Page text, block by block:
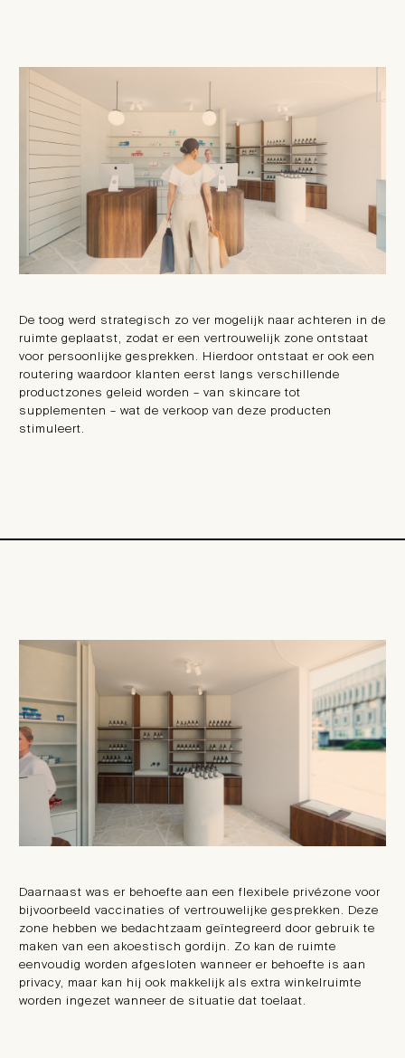
De toog werd strategisch zo ver mogelijk naar achteren in de
ruimte geplaatst, zodat er een vertrouwelijk zone ontstaat
voor persoonlijke gesprekken. Hierdoor ontstaat er ook een
routering waardoor klanten eerst langs verschillende
productzones geleid worden – van skincare tot
supplementen – wat de verkoop van deze producten
stimuleert.
Daarnaast was er behoefte aan een flexibele privézone voor
bijvoorbeeld vaccinaties of vertrouwelijke gesprekken. Deze
zone hebben we bedachtzaam geïntegreerd door gebruik te
maken van een akoestisch gordijn. Zo kan de ruimte
eenvoudig worden afgesloten wanneer er behoefte is aan
privacy, maar kan hij ook makkelijk als extra winkelruimte
worden ingezet wanneer de situatie dat toelaat.